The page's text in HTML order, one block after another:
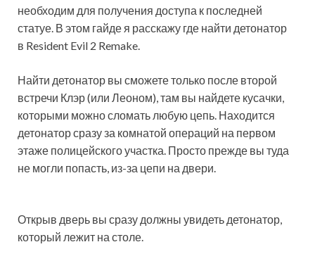
необходим для получения доступа к последней
статуе. В этом гайде я расскажу где найти детонатор
в Resident Evil 2 Remake.
Найти детонатор вы сможете только после второй
встречи Клэр (или Леоном), там вы найдете кусачки,
которыми можно сломать любую цепь. Находится
детонатор сразу за комнатой операций на первом
этаже полицейского участка. Просто прежде вы туда
не могли попасть, из-за цепи на двери.
Открыв дверь вы сразу должны увидеть детонатор,
который лежит на столе.